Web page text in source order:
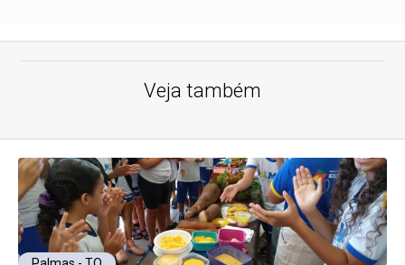
Veja também